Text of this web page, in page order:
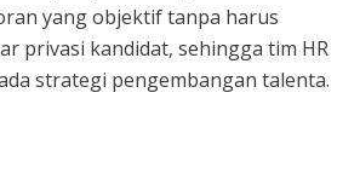
yang objektif tanpa harus
privasi kandidat, sehingga tim HR
strategi pengembangan talenta.